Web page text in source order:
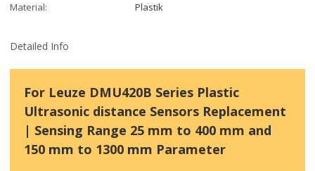
Material:
Plastik
Detailed Info
For Leuze DMU420B Series Plastic
Ultrasonic distance Sensors Replacement
| Sensing Range 25 mm to 400 mm and
150 mm to 1300 mm Parameter